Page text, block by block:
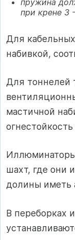
пружина
при крене 3
Для
набивкой,
Для тоннелей
мастичной
шахт, где они
долины иметь
В переборках